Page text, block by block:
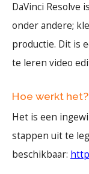
DaVinci Resolve
onder andere;
productie. Dit is
te leren video
Hoe werkt het?
Het is een
stappen uit te
beschikbaar: